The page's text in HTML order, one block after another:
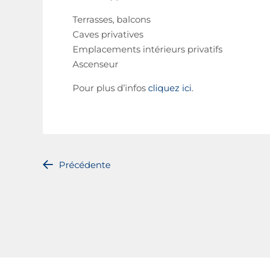
Terrasses, balcons
Caves privatives
Emplacements intérieurs privatifs
Ascenseur
Pour plus d’infos cliquez ici.
Précédente